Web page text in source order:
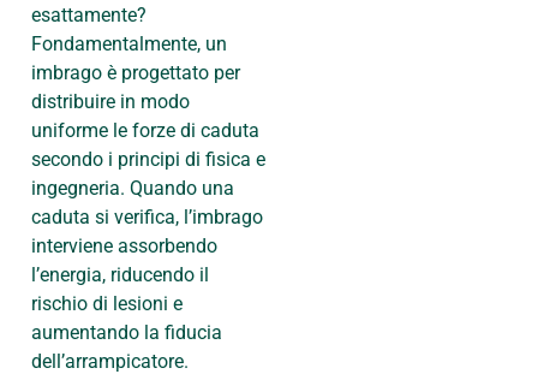
esattamente?
Fondamentalmente, un
imbrago è progettato per
distribuire in modo
uniforme le forze di caduta
secondo i principi di fisica e
ingegneria. Quando una
caduta si verifica, l’imbrago
interviene assorbendo
l’energia, riducendo il
rischio di lesioni e
aumentando la fiducia
dell’arrampicatore.